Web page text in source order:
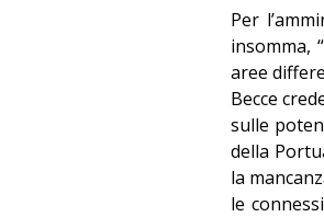
Per
insomma,
aree
Becce
sulle
della
la
le